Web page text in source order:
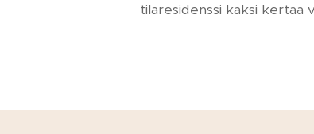
tilaresidenssi kaksi kertaa